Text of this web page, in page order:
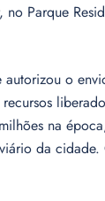
Parque
o
na
da cidade.